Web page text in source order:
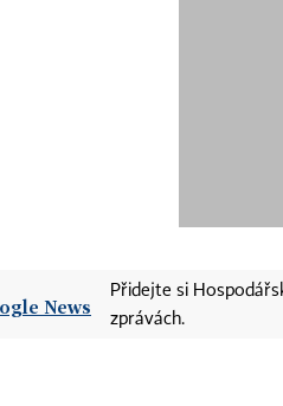
Přidejte si
zprávách.